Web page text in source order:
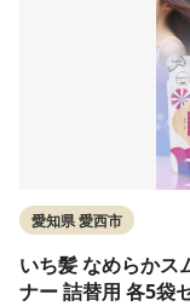
愛知県 愛西市
いち髪 なめらかス
ナー 詰替用 各5袋